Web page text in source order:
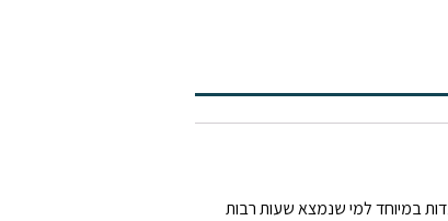
במיוחד למי שנמצא שעות רבות